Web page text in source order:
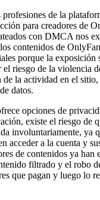
de la
para creadores de
con DMCA nos
contenidos de
porque la exposición
el riesgo de la violencia
la actividad en el
datos.
opciones de
existe el riesgo de
involuntariamente, ya
acceder a la cuenta y
de contenidos ya han
filtrado y el robo
que pagan y luego lo